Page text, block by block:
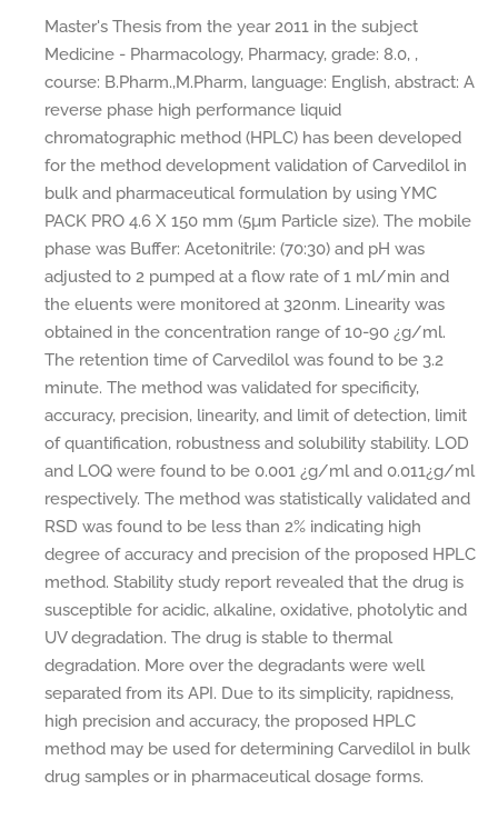
Master's Thesis from the year 2011 in the subject
Medicine - Pharmacology, Pharmacy, grade: 8.0, ,
course: B.Pharm.,M.Pharm, language: English, abstract: A
reverse phase high performance liquid
chromatographic method (HPLC) has been developed
for the method development validation of Carvedilol in
bulk and pharmaceutical formulation by using YMC
PACK PRO 4.6 X 150 mm (5µm Particle size). The mobile
phase was Buffer: Acetonitrile: (70:30) and pH was
adjusted to 2 pumped at a flow rate of 1 ml/min and
the eluents were monitored at 320nm. Linearity was
obtained in the concentration range of 10-90 ¿g/ml.
The retention time of Carvedilol was found to be 3.2
minute. The method was validated for specificity,
accuracy, precision, linearity, and limit of detection, limit
of quantification, robustness and solubility stability. LOD
and LOQ were found to be 0.001 ¿g/ml and 0.011¿g/ml
respectively. The method was statistically validated and
RSD was found to be less than 2% indicating high
degree of accuracy and precision of the proposed HPLC
method. Stability study report revealed that the drug is
susceptible for acidic, alkaline, oxidative, photolytic and
UV degradation. The drug is stable to thermal
degradation. More over the degradants were well
separated from its API. Due to its simplicity, rapidness,
high precision and accuracy, the proposed HPLC
method may be used for determining Carvedilol in bulk
drug samples or in pharmaceutical dosage forms.